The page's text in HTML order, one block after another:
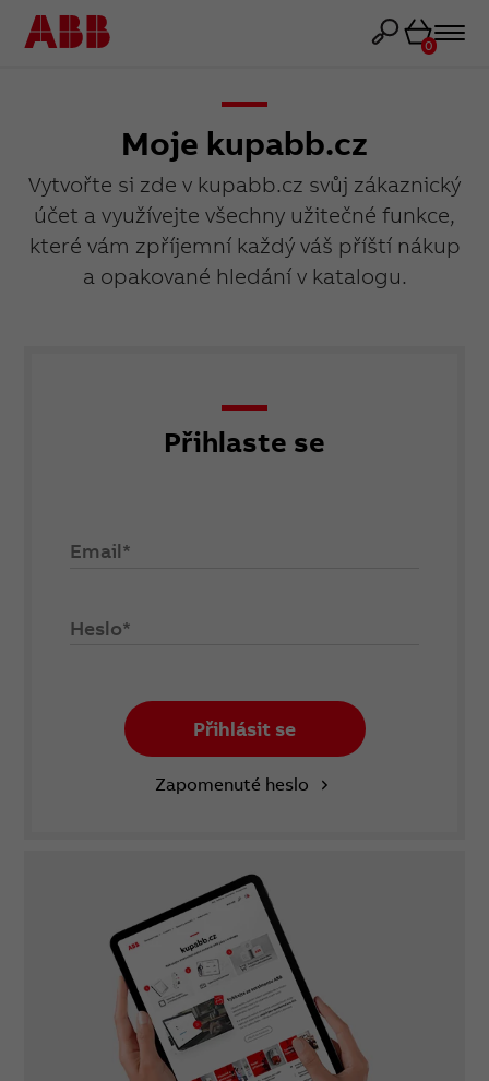
Košík
0
Moje kupabb.cz
Vytvořte si zde v kupabb.cz svůj zákaznický
účet a využívejte všechny užitečné funkce,
které vám zpříjemní každý váš příští nákup
a opakované hledání v katalogu.
Přihlaste se
Email*
Heslo*
Přihlásit se
Zapomenuté heslo